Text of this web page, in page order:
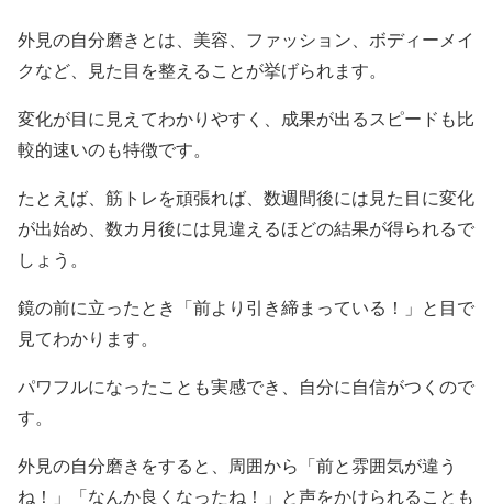
外見の自分磨きとは、美容、ファッション、ボディーメイ
クなど、見た目を整えることが挙げられます。
変化が目に見えてわかりやすく、成果が出るスピードも比
較的速いのも特徴です。
たとえば、筋トレを頑張れば、数週間後には見た目に変化
が出始め、数カ月後には見違えるほどの結果が得られるで
しょう。
鏡の前に立ったとき「前より引き締まっている！」と目で
見てわかります。
パワフルになったことも実感でき、自分に自信がつくので
す。
外見の自分磨きをすると、周囲から「前と雰囲気が違う
ね！」「なんか良くなったね！」と声をかけられることも